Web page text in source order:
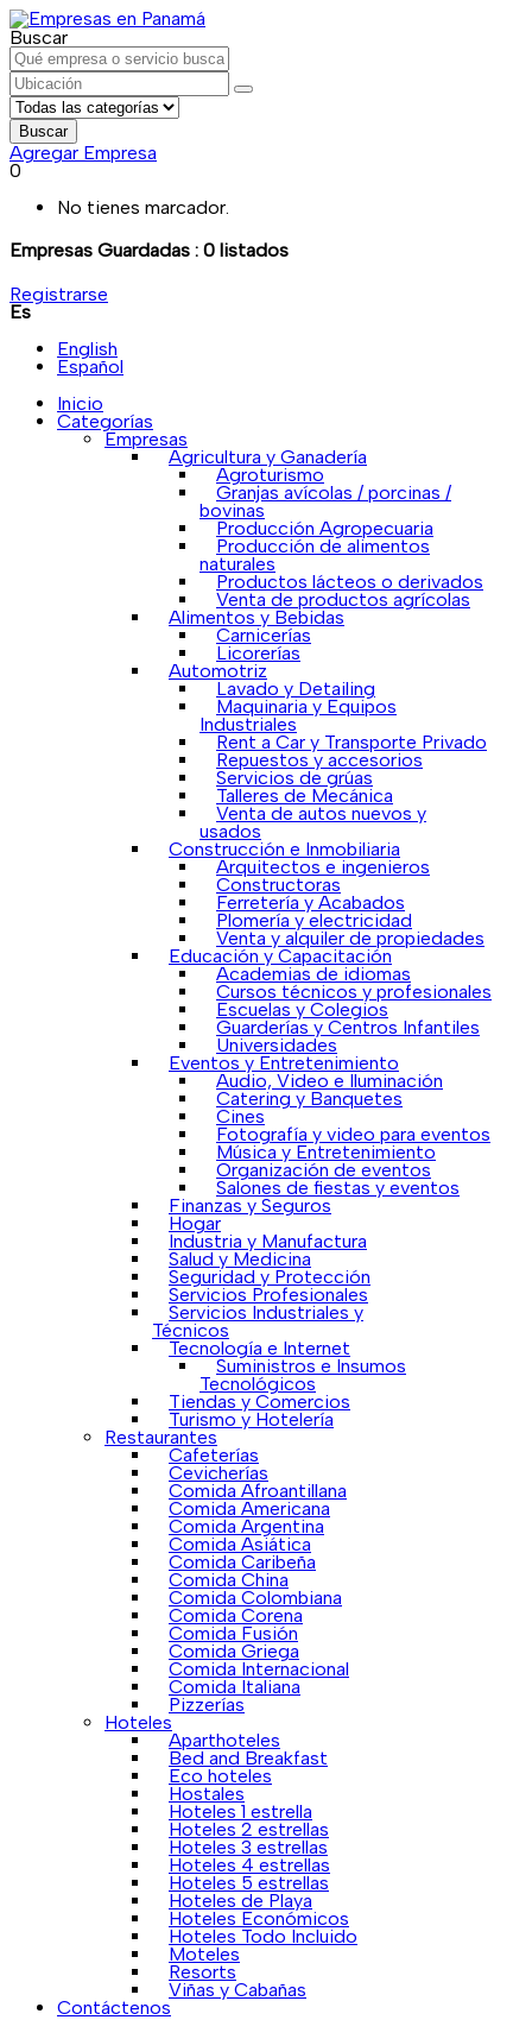
Buscar
Buscar
Agregar Empresa
0
No tienes marcador.
Empresas Guardadas : 0 listados
Registrarse
Es
English
Español
Inicio
Categorías
Empresas
Agricultura y Ganadería
Agroturismo
Granjas avícolas / porcinas /
bovinas
Producción Agropecuaria
Producción de alimentos
naturales
Productos lácteos o derivados
Venta de productos agrícolas
Alimentos y Bebidas
Carnicerías
Licorerías
Automotriz
Lavado y Detailing
Maquinaria y Equipos
Industriales
Rent a Car y Transporte Privado
Repuestos y accesorios
Servicios de grúas
Talleres de Mecánica
Venta de autos nuevos y
usados
Construcción e Inmobiliaria
Arquitectos e ingenieros
Constructoras
Ferretería y Acabados
Plomería y electricidad
Venta y alquiler de propiedades
Educación y Capacitación
Academias de idiomas
Cursos técnicos y profesionales
Escuelas y Colegios
Guarderías y Centros Infantiles
Universidades
Eventos y Entretenimiento
Audio, Video e Iluminación
Catering y Banquetes
Cines
Fotografía y video para eventos
Música y Entretenimiento
Organización de eventos
Salones de fiestas y eventos
Finanzas y Seguros
Hogar
Industria y Manufactura
Salud y Medicina
Seguridad y Protección
Servicios Profesionales
Servicios Industriales y
Técnicos
Tecnología e Internet
Suministros e Insumos
Tecnológicos
Tiendas y Comercios
Turismo y Hotelería
Restaurantes
Cafeterías
Cevicherías
Comida Afroantillana
Comida Americana
Comida Argentina
Comida Asiática
Comida Caribeña
Comida China
Comida Colombiana
Comida Corena
Comida Fusión
Comida Griega
Comida Internacional
Comida Italiana
Pizzerías
Hoteles
Aparthoteles
Bed and Breakfast
Eco hoteles
Hostales
Hoteles 1 estrella
Hoteles 2 estrellas
Hoteles 3 estrellas
Hoteles 4 estrellas
Hoteles 5 estrellas
Hoteles de Playa
Hoteles Económicos
Hoteles Todo Incluido
Moteles
Resorts
Viñas y Cabañas
Contáctenos